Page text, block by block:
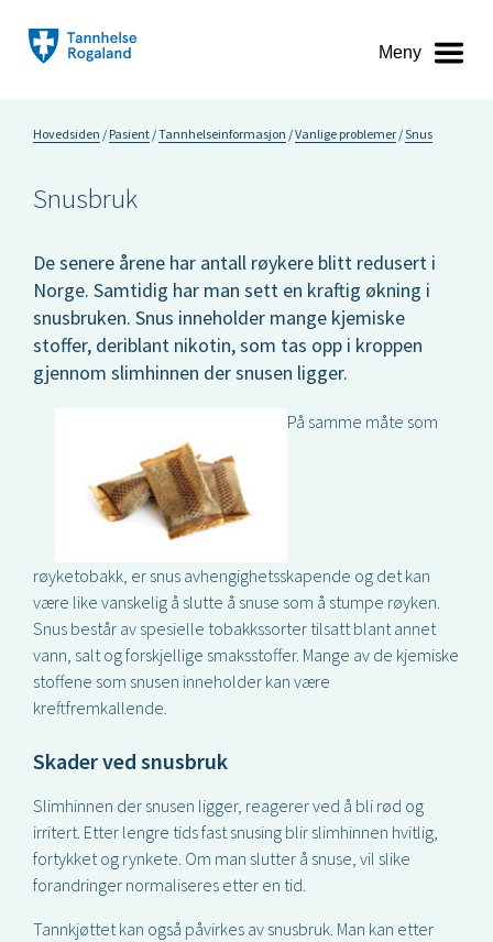
Meny
Hovedsiden Pasient Tannhelseinformasjon Vanlige problemer Snus
Snusbruk
De senere årene har antall røykere blitt redusert i
Norge. Samtidig har man sett en kraftig økning i
snusbruken. Snus inneholder mange kjemiske
stoffer, deriblant nikotin, som tas opp i kroppen
gjennom slimhinnen der snusen ligger.
På samme måte som
røyketobakk, er snus avhengighetsskapende og det kan
være like vanskelig å slutte å snuse som å stumpe røyken.
Snus består av spesielle tobakkssorter tilsatt blant annet
vann, salt og forskjellige smaksstoffer. Mange av de kjemiske
stoffene som snusen inneholder kan være
kreftfremkallende.
Skader ved snusbruk
Slimhinnen der snusen ligger, reagerer ved å bli rød og
irritert. Etter lengre tids fast snusing blir slimhinnen hvitlig,
fortykket og rynkete. Om man slutter å snuse, vil slike
forandringer normaliseres etter en tid.
Tannkjøttet kan også påvirkes av snusbruk. Man kan etter